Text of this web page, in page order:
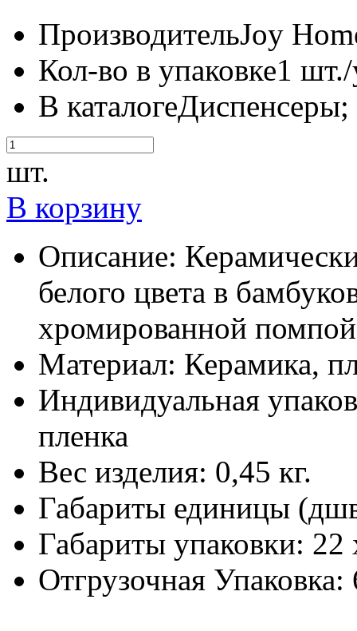
ПроизводительJoy
Кол-во в упаковке1
В каталоге
шт.
В корзину
Описание:
белого цвета в
хромированной
Материал: Керамика,
Индивидуальная
пленка
Вес изделия: 0,45 кг.
Габариты единицы
Габариты упаковки: 22
Отгрузочная Упаковка: